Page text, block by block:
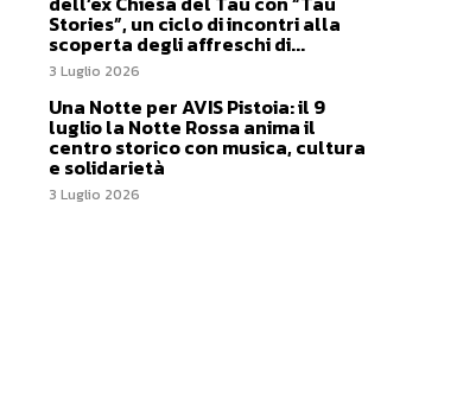
Stories”, un ciclo di incontri alla
scoperta degli affreschi di...
3 Luglio 2026
Una Notte per AVIS Pistoia: il 9
luglio la Notte Rossa anima il
centro storico con musica, cultura
e solidarietà
3 Luglio 2026